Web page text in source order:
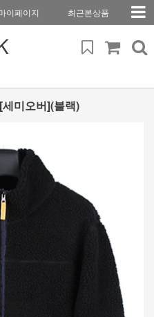
이페이지 최근본상품
미오버](블랙)